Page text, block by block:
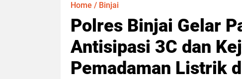
Home / Binjai
Polres Binjai Gelar
Antisipasi 3C dan
Pemadaman Listrik